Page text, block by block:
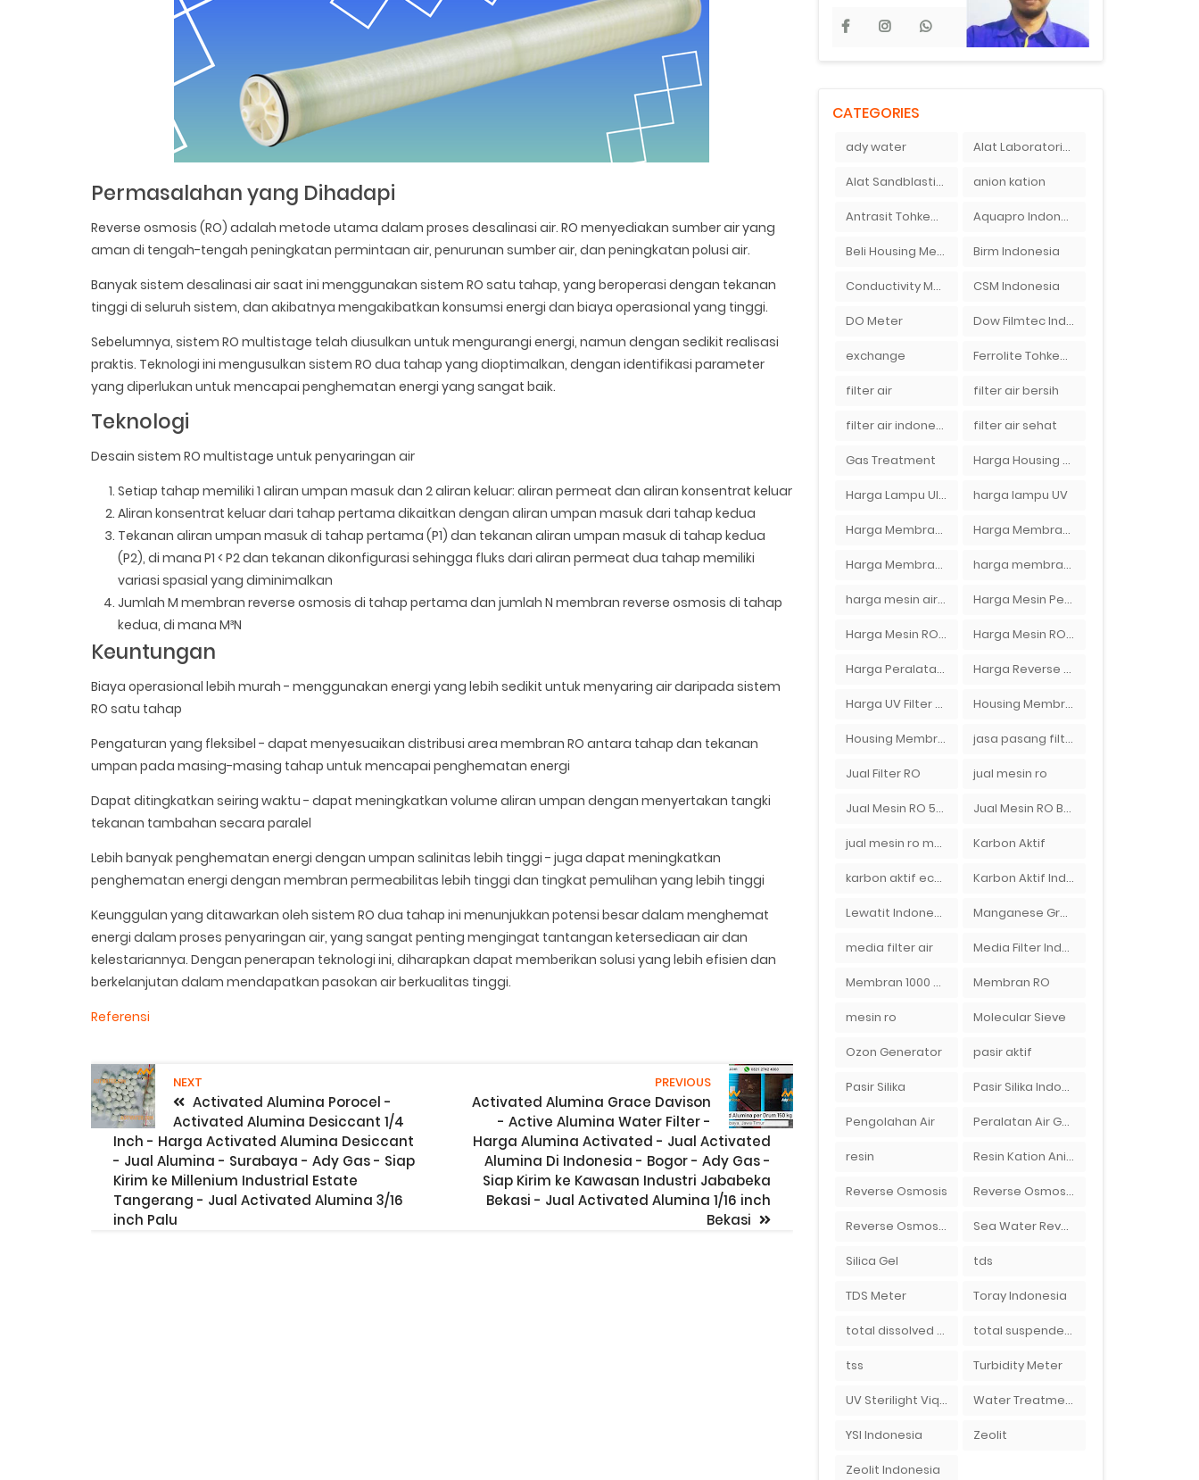
Permasalahan yang Dihadapi
Reverse osmosis (RO) adalah metode utama dalam proses desalinasi air. RO menyediakan sumber air yang
aman di tengah-tengah peningkatan permintaan air, penurunan sumber air, dan peningkatan polusi air.
Banyak sistem desalinasi air saat ini menggunakan sistem RO satu tahap, yang beroperasi dengan tekanan
tinggi di seluruh sistem, dan akibatnya mengakibatkan konsumsi energi dan biaya operasional yang tinggi.
Sebelumnya, sistem RO multistage telah diusulkan untuk mengurangi energi, namun dengan sedikit realisasi
praktis. Teknologi ini mengusulkan sistem RO dua tahap yang dioptimalkan, dengan identifikasi parameter
yang diperlukan untuk mencapai penghematan energi yang sangat baik.
Teknologi
Desain sistem RO multistage untuk penyaringan air
Setiap tahap memiliki 1 aliran umpan masuk dan 2 aliran keluar: aliran permeat dan aliran konsentrat keluar
Aliran konsentrat keluar dari tahap pertama dikaitkan dengan aliran umpan masuk dari tahap kedua
Tekanan aliran umpan masuk di tahap pertama (P1) dan tekanan aliran umpan masuk di tahap kedua
(P2), di mana P1 < P2 dan tekanan dikonfigurasi sehingga fluks dari aliran permeat dua tahap memiliki
variasi spasial yang diminimalkan
Jumlah M membran reverse osmosis di tahap pertama dan jumlah N membran reverse osmosis di tahap
kedua, di mana M³N
Keuntungan
Biaya operasional lebih murah - menggunakan energi yang lebih sedikit untuk menyaring air daripada sistem
RO satu tahap
Pengaturan yang fleksibel - dapat menyesuaikan distribusi area membran RO antara tahap dan tekanan
umpan pada masing-masing tahap untuk mencapai penghematan energi
Dapat ditingkatkan seiring waktu - dapat meningkatkan volume aliran umpan dengan menyertakan tangki
tekanan tambahan secara paralel
Lebih banyak penghematan energi dengan umpan salinitas lebih tinggi - juga dapat meningkatkan
penghematan energi dengan membran permeabilitas lebih tinggi dan tingkat pemulihan yang lebih tinggi
Keunggulan yang ditawarkan oleh sistem RO dua tahap ini menunjukkan potensi besar dalam menghemat
energi dalam proses penyaringan air, yang sangat penting mengingat tantangan ketersediaan air dan
kelestariannya. Dengan penerapan teknologi ini, diharapkan dapat memberikan solusi yang lebih efisien dan
berkelanjutan dalam mendapatkan pasokan air berkualitas tinggi.
Referensi
NEXT
Activated Alumina Porocel -
Activated Alumina Desiccant 1/4
Inch - Harga Activated Alumina Desiccant
- Jual Alumina - Surabaya - Ady Gas - Siap
Kirim ke Millenium Industrial Estate
Tangerang - Jual Activated Alumina 3/16
inch Palu
PREVIOUS
Activated Alumina Grace Davison
- Active Alumina Water Filter -
Harga Alumina Activated - Jual Activated
Alumina Di Indonesia - Bogor - Ady Gas -
Siap Kirim ke Kawasan Industri Jababeka
Bekasi - Jual Activated Alumina 1/16 inch
Bekasi
CATEGORIES
ady water Alat Laboratorium Indonesia
Alat Sandblasting Kaca anion kation
Antrasit Tohkemy Jepang Indonesia Aquapro Indonesia
Beli Housing Membran Birm Indonesia
Conductivity Meter CSM Indonesia
DO Meter Dow Filmtec Indonesia
exchange Ferrolite Tohkemy Jepang Indonesia
filter air filter air bersih
filter air indonesia filter air sehat
Gas Treatment Harga Housing Membran RO 2000 GPD
Harga Lampu Ultraviolet Depot Air Isi Ulang harga lampu UV
Harga Membran Air Galon Harga Membran Kantor
Harga Membran RO 100 gpd harga membran ro 1000 gpd
harga mesin air ro Harga Mesin Pengisi Air Galon
Harga Mesin RO 2000 GPD Harga Mesin RO 500 GPD
Harga Peralatan RO Harga Reverse Osmosis di Semarang
Harga UV Filter Air Housing Membran
Housing Membran RO jasa pasang filter air
Jual Filter RO jual mesin ro
Jual Mesin RO 500 gpd 1 Membran Jual Mesin RO Bekas di Medan
jual mesin ro murah semarang Karbon Aktif
karbon aktif eceran Karbon Aktif Indonesia
Lewatit Indonesia Manganese Greensand Plus
media filter air Media Filter Indonesia
Membran 1000 GPD Membran RO
mesin ro Molecular Sieve
Ozon Generator pasir aktif
Pasir Silika Pasir Silika Indonesia
Pengolahan Air Peralatan Air Galon RO Palembang
resin Resin Kation Anion
Reverse Osmosis Reverse Osmosis Micron
Reverse Osmosis Surabaya Sea Water Reverse Osmosis
Silica Gel tds
TDS Meter Toray Indonesia
total dissolved solid total suspended solid
tss Turbidity Meter
UV Sterilight Viqua Water Treatment
YSI Indonesia Zeolit
Zeolit Indonesia